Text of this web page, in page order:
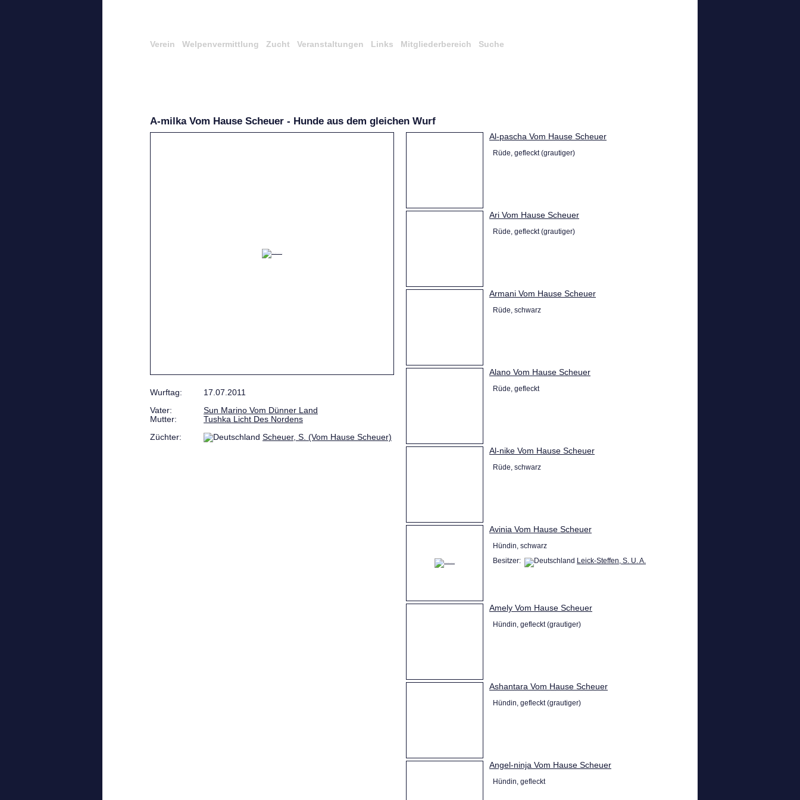
Verein Welpenvermittlung Zucht Veranstaltungen Links Mitgliederbereich Suche
A-milka Vom Hause Scheuer - Hunde aus dem gleichen Wurf
Wurftag:
17.07.2011
Vater:
Sun Marino Vom Dünner Land
Mutter:
Tushka Licht Des Nordens
Züchter:
Scheuer, S. (Vom Hause Scheuer)
Al-pascha Vom Hause Scheuer
Rüde, gefleckt (grautiger)
Ari Vom Hause Scheuer
Rüde, gefleckt (grautiger)
Armani Vom Hause Scheuer
Rüde, schwarz
Alano Vom Hause Scheuer
Rüde, gefleckt
Al-nike Vom Hause Scheuer
Rüde, schwarz
Avinia Vom Hause Scheuer
Hündin, schwarz
Besitzer: Leick-Steffen, S. U. A.
Amely Vom Hause Scheuer
Hündin, gefleckt (grautiger)
Ashantara Vom Hause Scheuer
Hündin, gefleckt (grautiger)
Angel-ninja Vom Hause Scheuer
Hündin, gefleckt